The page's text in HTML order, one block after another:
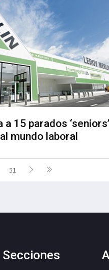
a 15 parados
mundo laboral
51
Secciones